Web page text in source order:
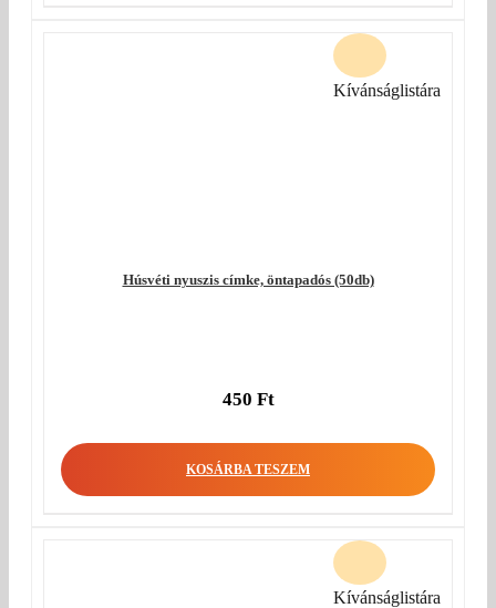
Húsvéti nyuszis címke, öntapadós (50db)
450 Ft
KOSÁRBA TESZEM
Kívánságlistára
Kívánságlistára